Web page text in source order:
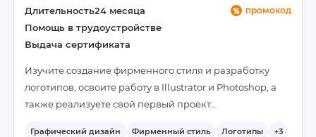
промокод
Длительность24 месяца
Помощь в трудоустройстве
Выдача сертификата
Изучите создание фирменного стиля и разработку
логотипов, освоите работу в Illustrator и Photoshop, а
также реализуете свой первый проект…
Графический дизайн Фирменный стиль Логотипы +3